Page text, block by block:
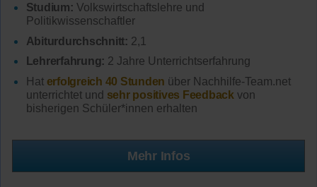
Studium: Volkswirtschaftslehre und
Politikwissenschaftler
Abiturdurchschnitt: 2,1
Lehrerfahrung: 2 Jahre Unterrichtserfahrung
Hat erfolgreich 40 Stunden über Nachhilfe-Team.net
unterrichtet und sehr positives Feedback von
bisherigen Schüler*innen erhalten
Mehr Infos